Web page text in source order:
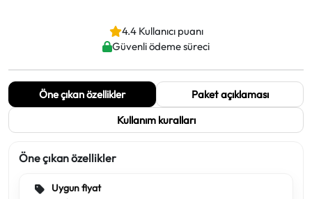
4.4 Kullanıcı puanı
Güvenli ödeme süreci
Öne çıkan özellikler
Paket açıklaması
Kullanım kuralları
Öne çıkan özellikler
Uygun fiyat